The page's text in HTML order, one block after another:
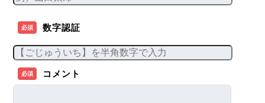
必須 数字認証
必須 コメント